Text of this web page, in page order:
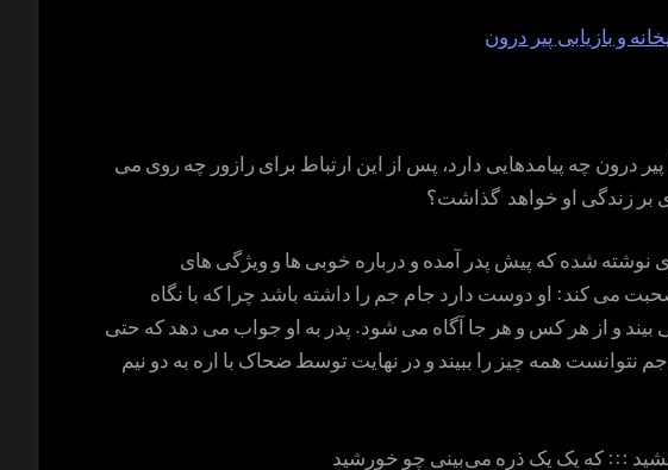
و بازیابی پیر درون
درون چه پیامدهایی دارد، پس از این ارتباط برای رازور چه روی می
بر زندگی او خواهد گذاشت؟
نوشته شده که پیش پدر آمده و درباره خوبی ها و ویژگی های
می کند: او دوست دارد جام جم را داشته باشد چرا که با نگاه
بیند و از هر کس و هر جا آگاه می شود. پدر به او جواب می دهد که حتی
نتوانست همه چیز را ببیند و در نهایت توسط ضحاک با اره به دو نیم
::: که یک یک ذره می‌بینی چو خورشید